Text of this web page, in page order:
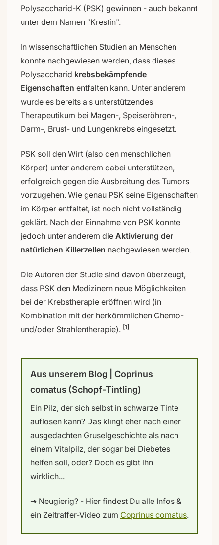
Polysaccharid-K (PSK) gewinnen - auch bekannt
unter dem Namen "Krestin".
In wissenschaftlichen Studien an Menschen
konnte nachgewiesen werden, dass dieses
Polysaccharid krebsbekämpfende
Eigenschaften entfalten kann. Unter anderem
wurde es bereits als unterstützendes
Therapeutikum bei Magen-, Speiseröhren-,
Darm-, Brust- und Lungenkrebs eingesetzt.
PSK soll den Wirt (also den menschlichen
Körper) unter anderem dabei unterstützen,
erfolgreich gegen die Ausbreitung des Tumors
vorzugehen. Wie genau PSK seine Eigenschaften
im Körper entfaltet, ist noch nicht vollständig
geklärt. Nach der Einnahme von PSK konnte
jedoch unter anderem die Aktivierung der
natürlichen Killerzellen nachgewiesen werden.
Die Autoren der Studie sind davon überzeugt,
dass PSK den Medizinern neue Möglichkeiten
bei der Krebstherapie eröffnen wird (in
Kombination mit der herkömmlichen Chemo-
und/oder Strahlentherapie). [1]
Aus unserem Blog | Coprinus
comatus (Schopf-Tintling)
Ein Pilz, der sich selbst in schwarze Tinte
auflösen kann? Das klingt eher nach einer
ausgedachten Gruselgeschichte als nach
einem Vitalpilz, der sogar bei Diebetes
helfen soll, oder? Doch es gibt ihn
wirklich...
➔ Neugierig? - Hier findest Du alle Infos &
ein Zeitraffer-Video zum Coprinus comatus.